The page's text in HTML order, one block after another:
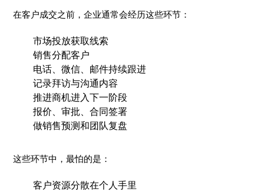
在客户成交之前，企业通常会经历这些环节：
市场投放获取线索
销售分配客户
电话、微信、邮件持续跟进
记录拜访与沟通内容
推进商机进入下一阶段
报价、审批、合同签署
做销售预测和团队复盘
这些环节中，最怕的是：
客户资源分散在个人手里